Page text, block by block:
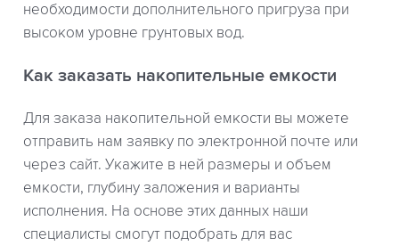
необходимости дополнительного пригруза при
высоком уровне грунтовых вод.
Как заказать накопительные емкости
Для заказа накопительной емкости вы можете
отправить нам заявку по электронной почте или
через сайт. Укажите в ней размеры и объем
емкости, глубину заложения и варианты
исполнения. На основе этих данных наши
специалисты смогут подобрать для вас